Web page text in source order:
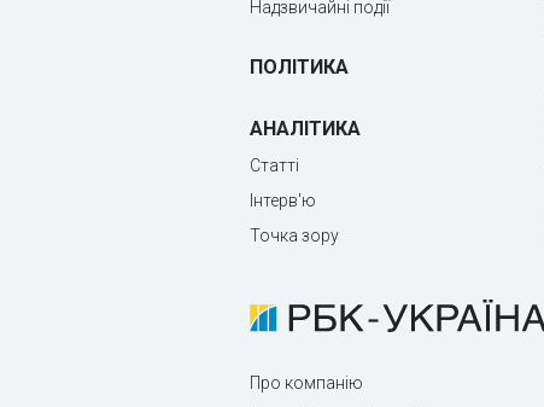
Надзвичайні події
ПОЛІТИКА
АНАЛІТИКА
Статті
Інтерв'ю
Точка зору
Про компанію